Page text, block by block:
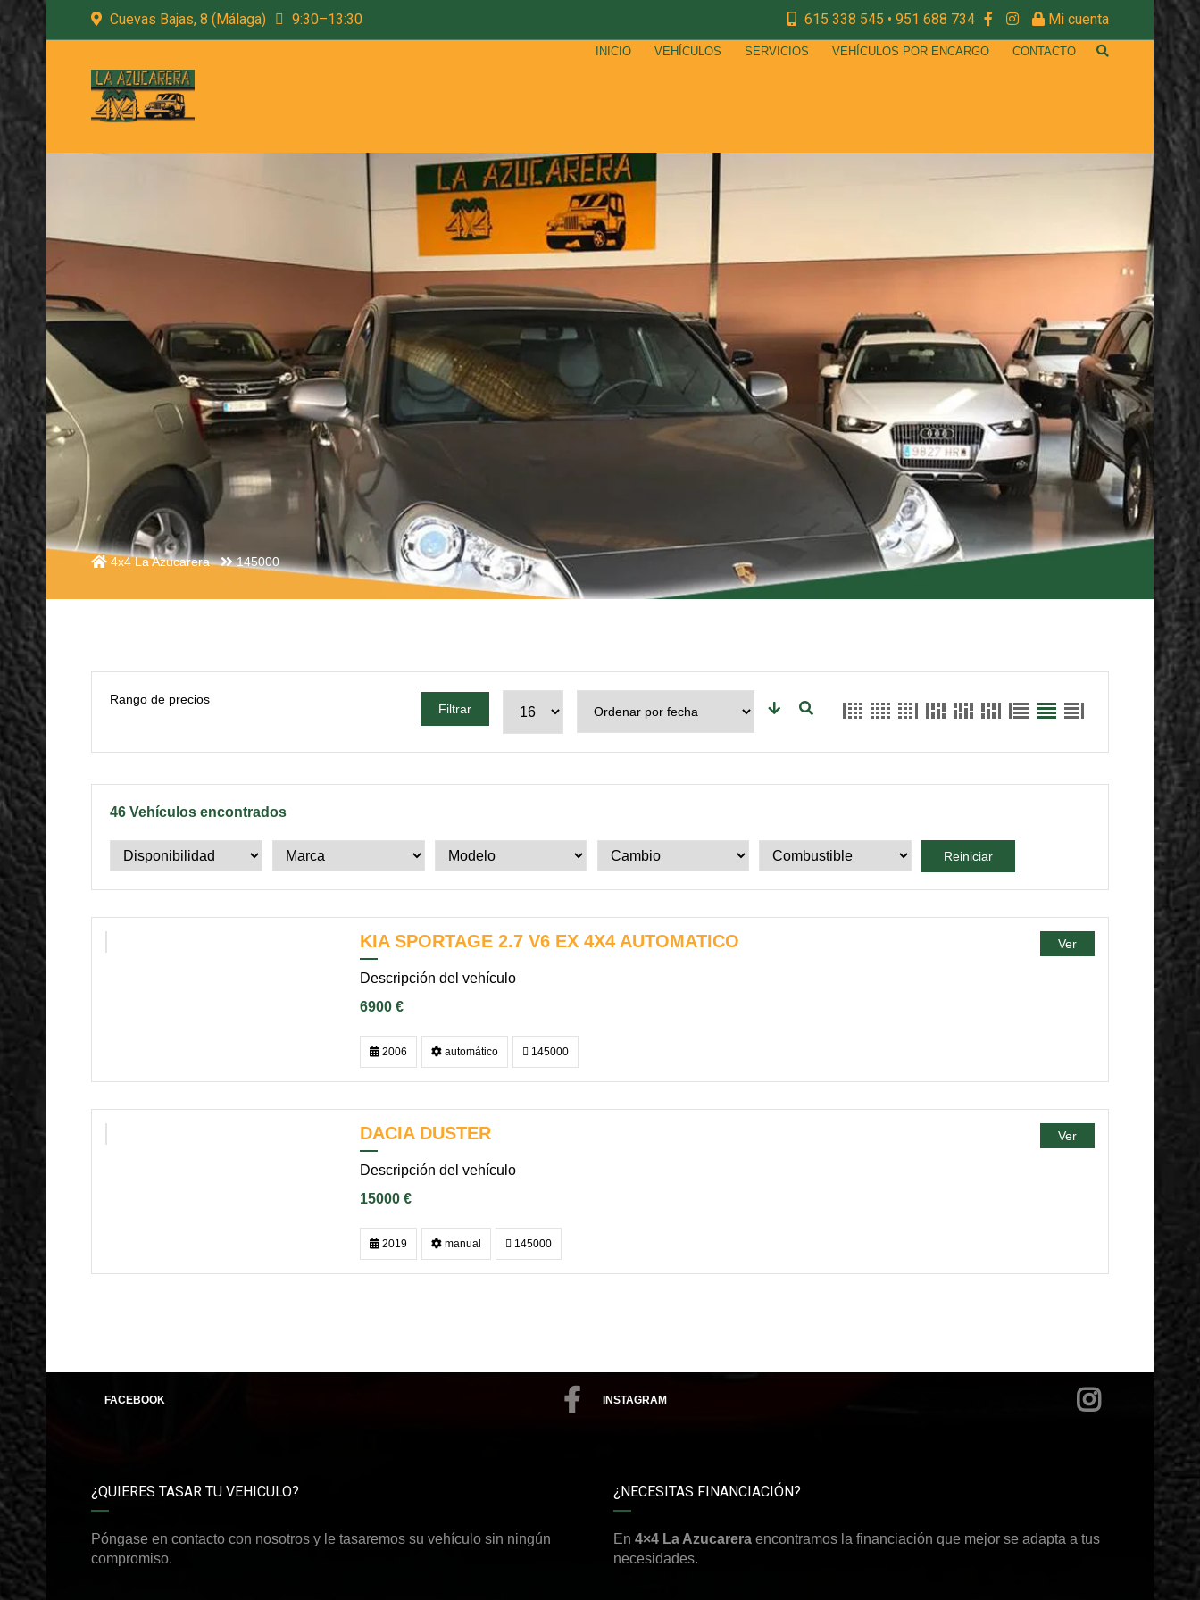
Cuevas Bajas, 8 (Málaga) 9:30–13:30 615 338 545 • 951 688 734 Mi cuenta
INICIO VEHÍCULOS SERVICIOS VEHÍCULOS POR ENCARGO CONTACTO
4x4 La Azucarera 145000
Rango de precios
Filtrar
46 Vehículos encontrados
Reiniciar
KIA SPORTAGE 2.7 V6 EX 4X4 AUTOMATICO
Descripción del vehículo
6900 €
Ver
2006 automático 145000
DACIA DUSTER
Descripción del vehículo
15000 €
Ver
2019 manual 145000
FACEBOOK INSTAGRAM
¿QUIERES TASAR TU VEHICULO?
Póngase en contacto con nosotros y le tasaremos su vehículo sin ningún
compromiso.
¿NECESITAS FINANCIACIÓN?
En 4×4 La Azucarera encontramos la financiación que mejor se adapta a tus
necesidades.